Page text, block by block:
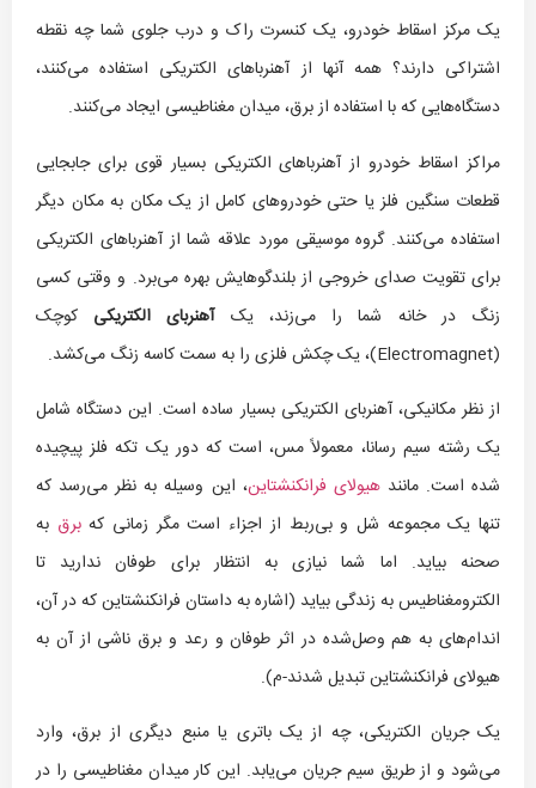
یک مرکز اسقاط خودرو، یک کنسرت راک و درب جلوی شما چه نقطه
اشتراکی دارند؟ همه آنها از آهنرباهای الکتریکی استفاده می‌کنند،
دستگاه‌هایی که با استفاده از برق، میدان مغناطیسی ایجاد می‌کنند.
مراکز اسقاط خودرو از آهنرباهای الکتریکی بسیار قوی برای جابجایی
قطعات سنگین فلز یا حتی خودروهای کامل از یک مکان به مکان دیگر
استفاده می‌کنند. گروه موسیقی مورد علاقه شما از آهنرباهای الکتریکی
برای تقویت صدای خروجی از بلندگوهایش بهره می‌برد. و وقتی کسی
زنگ در خانه شما را می‌زند، یکآهنربای الکتریکی کوچک
(Electromagnet)، یک چکش فلزی را به سمت کاسه زنگ می‌کشد.
از نظر مکانیکی، آهنربای الکتریکی بسیار ساده است. این دستگاه شامل
یک رشته سیم رسانا، معمولاً مس، است که دور یک تکه فلز پیچیده
شده است. مانندهیولای فرانکنشتاین، این وسیله به نظر می‌رسد که
تنها یک مجموعه شل و بی‌ربط از اجزاء است مگر زمانی کهبرق به
صحنه بیاید. اما شما نیازی به انتظار برای طوفان ندارید تا
الکترومغناطیس به زندگی بیاید (اشاره به داستان فرانکنشتاین که در آن،
اندام‌های به هم وصل‌شده در اثر طوفان و رعد و برق ناشی از آن به
هیولای فرانکنشتاین تبدیل شدند-م).
یک جریان الکتریکی، چه از یک باتری یا منبع دیگری از برق، وارد
می‌شود و از طریق سیم جریان می‌یابد. این کار میدان مغناطیسی را در